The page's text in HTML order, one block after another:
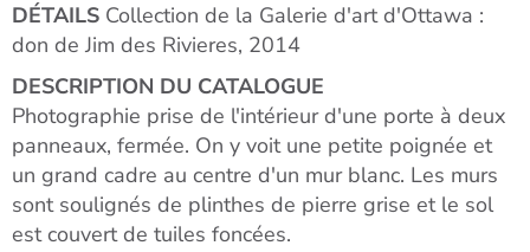
DÉTAILS Collection de la Galerie d'art d'Ottawa :
don de Jim des Rivieres, 2014
DESCRIPTION DU CATALOGUE
Photographie prise de l'intérieur d'une porte à deux
panneaux, fermée. On y voit une petite poignée et
un grand cadre au centre d'un mur blanc. Les murs
sont soulignés de plinthes de pierre grise et le sol
est couvert de tuiles foncées.